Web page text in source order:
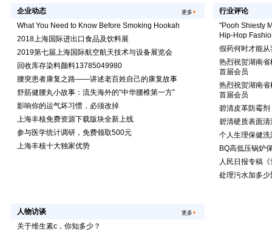
更多
企业动态
What You Need to Know Before Smoking Hookah
2018上海国际进出口食品及饮料展
2019第七届上海国际航空航天技术与设备展览会
回收库存染料颜料13785049980
腰突患者康复之路——讲述老百姓自己的康复故事
舒筋健腰丸小故事：流失海外的“中华腰椎第一方”
影响你的运气坏习惯，必须改掉
上海丰核免费资源下载版块全新上线
参与医学统计调研，免费领取500元
上海丰核十大独家优势
行业评论
"Pooh Shiesty
Hip-Hop
假药何时才能
热烈祝贺湖南
首届会员
热烈祝贺湖南
首届会员
碧清皮革防霉剂
碧清硬质表面清
个人生理保健洗
BQ高低压锅炉
人民日报专稿
处理污水加多
更多
人物访谈
关于维生素c，你知多少？